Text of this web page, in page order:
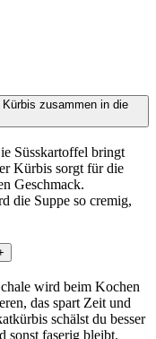
zusammen in die
Süsskartoffel bringt
Kürbis sorgt für die
Geschmack.
die Suppe so cremig,
wird beim Kochen
das spart Zeit und
schälst du besser
sonst faserig bleibt.